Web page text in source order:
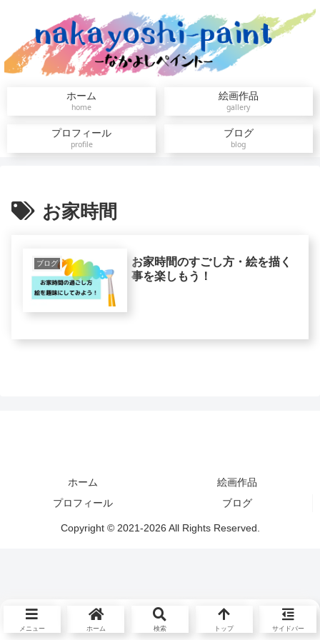
ホーム
home
絵画作品
gallery
プロフィール
profile
ブログ
blog
お家時間
ブログ
お家時間のすごし方・絵を描く
事を楽しもう！
ホーム
絵画作品
プロフィール
ブログ
Copyright © 2021-2026 All Rights Reserved.
メニュー ホーム 検索 トップ サイドバー